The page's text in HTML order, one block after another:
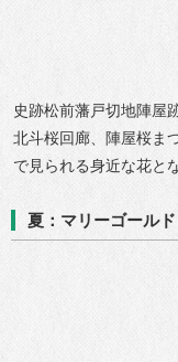
史跡松前藩戸切地陣屋
北斗桜回廊、陣屋桜ま
で見られる身近な花と
夏：マリーゴールド